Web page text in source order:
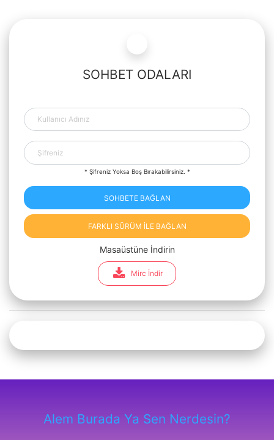
SOHBET ODALARI
* Şifreniz Yoksa Boş Bırakabilirsiniz. *
SOHBETE BAĞLAN
FARKLI SÜRÜM İLE BAĞLAN
Masaüstüne İndirin
Mirc İndir
Alem Burada Ya Sen Nerdesin?